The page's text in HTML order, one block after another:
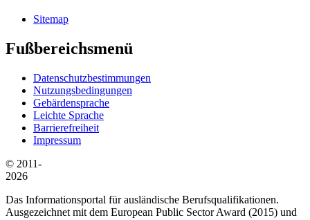
Sitemap
Fußbereichsmenü
Datenschutzbestimmungen
Nutzungsbedingungen
Gebärdensprache
Leichte Sprache
Barrierefreiheit
Impressum
© 2011-
2026
Das Informationsportal für ausländische Berufsqualifikationen.
Ausgezeichnet mit dem European Public Sector Award (2015) und